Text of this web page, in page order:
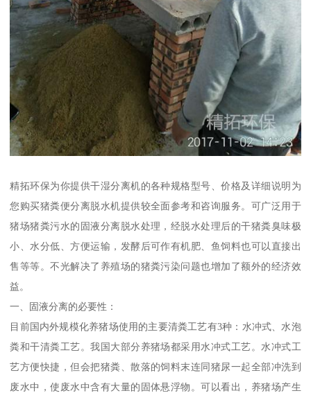
精拓环保为你提供干湿分离机的各种规格型号、价格及详细说明为
您购买猪粪便分离脱水机提供较全面参考和咨询服务。可广泛用于
猪场猪粪污水的固液分离脱水处理，经脱水处理后的干猪粪臭味极
小、水分低、方便运输，发酵后可作有机肥、鱼饲料也可以直接出
售等等。不光解决了养殖场的猪粪污染问题也增加了额外的经济效
益。
一、固液分离的必要性：
目前国内外规模化养猪场使用的主要清粪工艺有3种：水冲式、水泡
粪和干清粪工艺。我国大部分养猪场都采用水冲式工艺。水冲式工
艺方便快捷，但会把猪粪、散落的饲料末连同猪尿一起全部冲洗到
废水中，使废水中含有大量的固体悬浮物。可以看出，养猪场产生